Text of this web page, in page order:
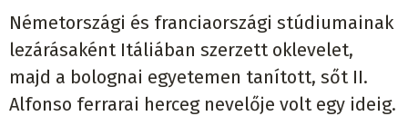
Németországi és franciaországi stúdiumainak
lezárásaként Itáliában szerzett oklevelet,
majd a bolognai egyetemen tanított, sőt II.
Alfonso ferrarai herceg nevelője volt egy ideig.